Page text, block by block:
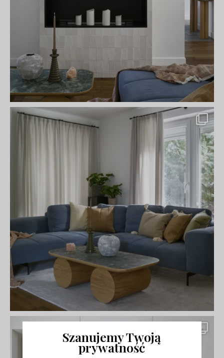
Szanujemy Twoją
prywatność